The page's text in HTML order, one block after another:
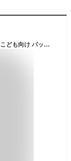
ドローン 100g未満 小型 1080P カメラ付き 対戦型 こども向け バッテリー3個 24分飛行時間 室内 トイドローン 高度維持 ヘッドレスモード ワンキー離着陸 放り投げ飛行 軌跡飛行モード 宙返り サークル飛行 高速回転 お祝い 誕生日 クリスマス プレゼント 国内認証済み